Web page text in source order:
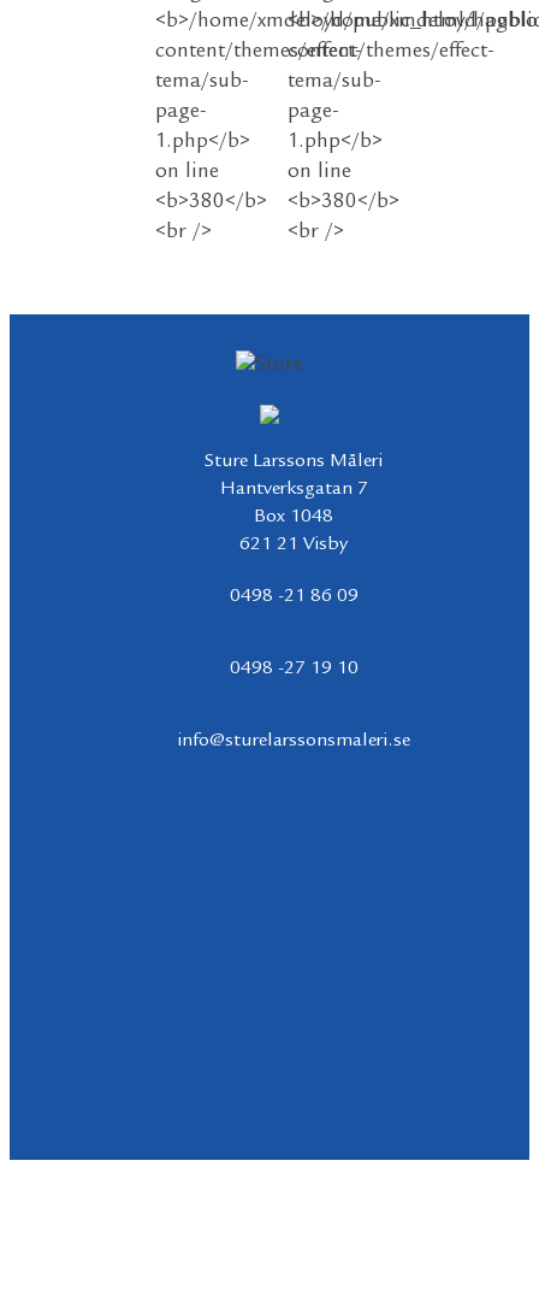
Sture Larssons Måleri
Hantverksgatan 7
Box 1048
621 21 Visby
0498 -21 86 09
0498 -27 19 10
info@sturelarssonsmaleri.se